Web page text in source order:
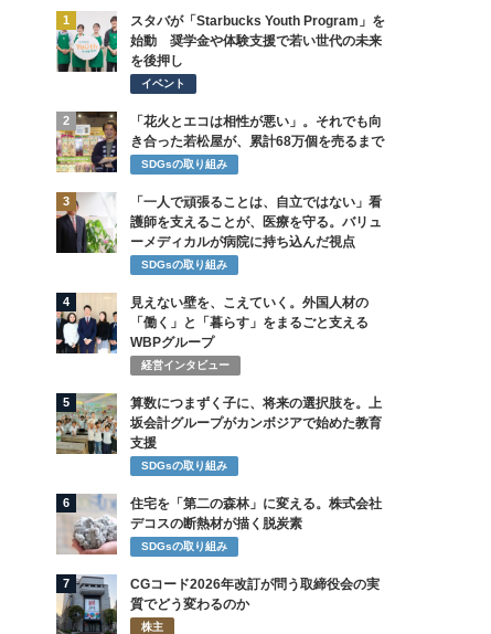
1
スタバが「Starbucks Youth Program」を
始動 奨学金や体験支援で若い世代の未来
を後押し
イベント
2
「花火とエコは相性が悪い」。それでも向
き合った若松屋が、累計68万個を売るまで
SDGsの取り組み
3
「一人で頑張ることは、自立ではない」看
護師を支えることが、医療を守る。バリュ
ーメディカルが病院に持ち込んだ視点
SDGsの取り組み
4
見えない壁を、こえていく。外国人材の
「働く」と「暮らす」をまるごと支える
WBPグループ
経営インタビュー
5
算数につまずく子に、将来の選択肢を。上
坂会計グループがカンボジアで始めた教育
支援
SDGsの取り組み
6
住宅を「第二の森林」に変える。株式会社
デコスの断熱材が描く脱炭素
SDGsの取り組み
7
CGコード2026年改訂が問う取締役会の実
質でどう変わるのか
株主